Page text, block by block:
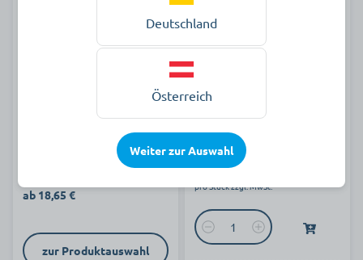
ab 18,65 €
zur Produktauswahl
Universal Brauseschlauch
13,65 €
pro Stück zzgl. MwSt.
Deutschland
Österreich
Weiter zur Auswahl